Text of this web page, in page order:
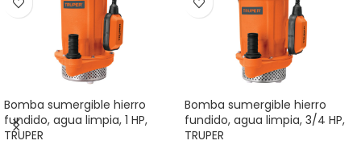
Bomba sumergible hierro
fundido, agua limpia, 1 HP,
TRUPER
Bomba sumergible hierro
fundido, agua limpia, 3/4 HP,
TRUPER